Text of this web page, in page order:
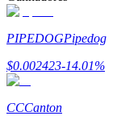
PIPEDOGPipedog
$0.002423-14.01%
CCCanton